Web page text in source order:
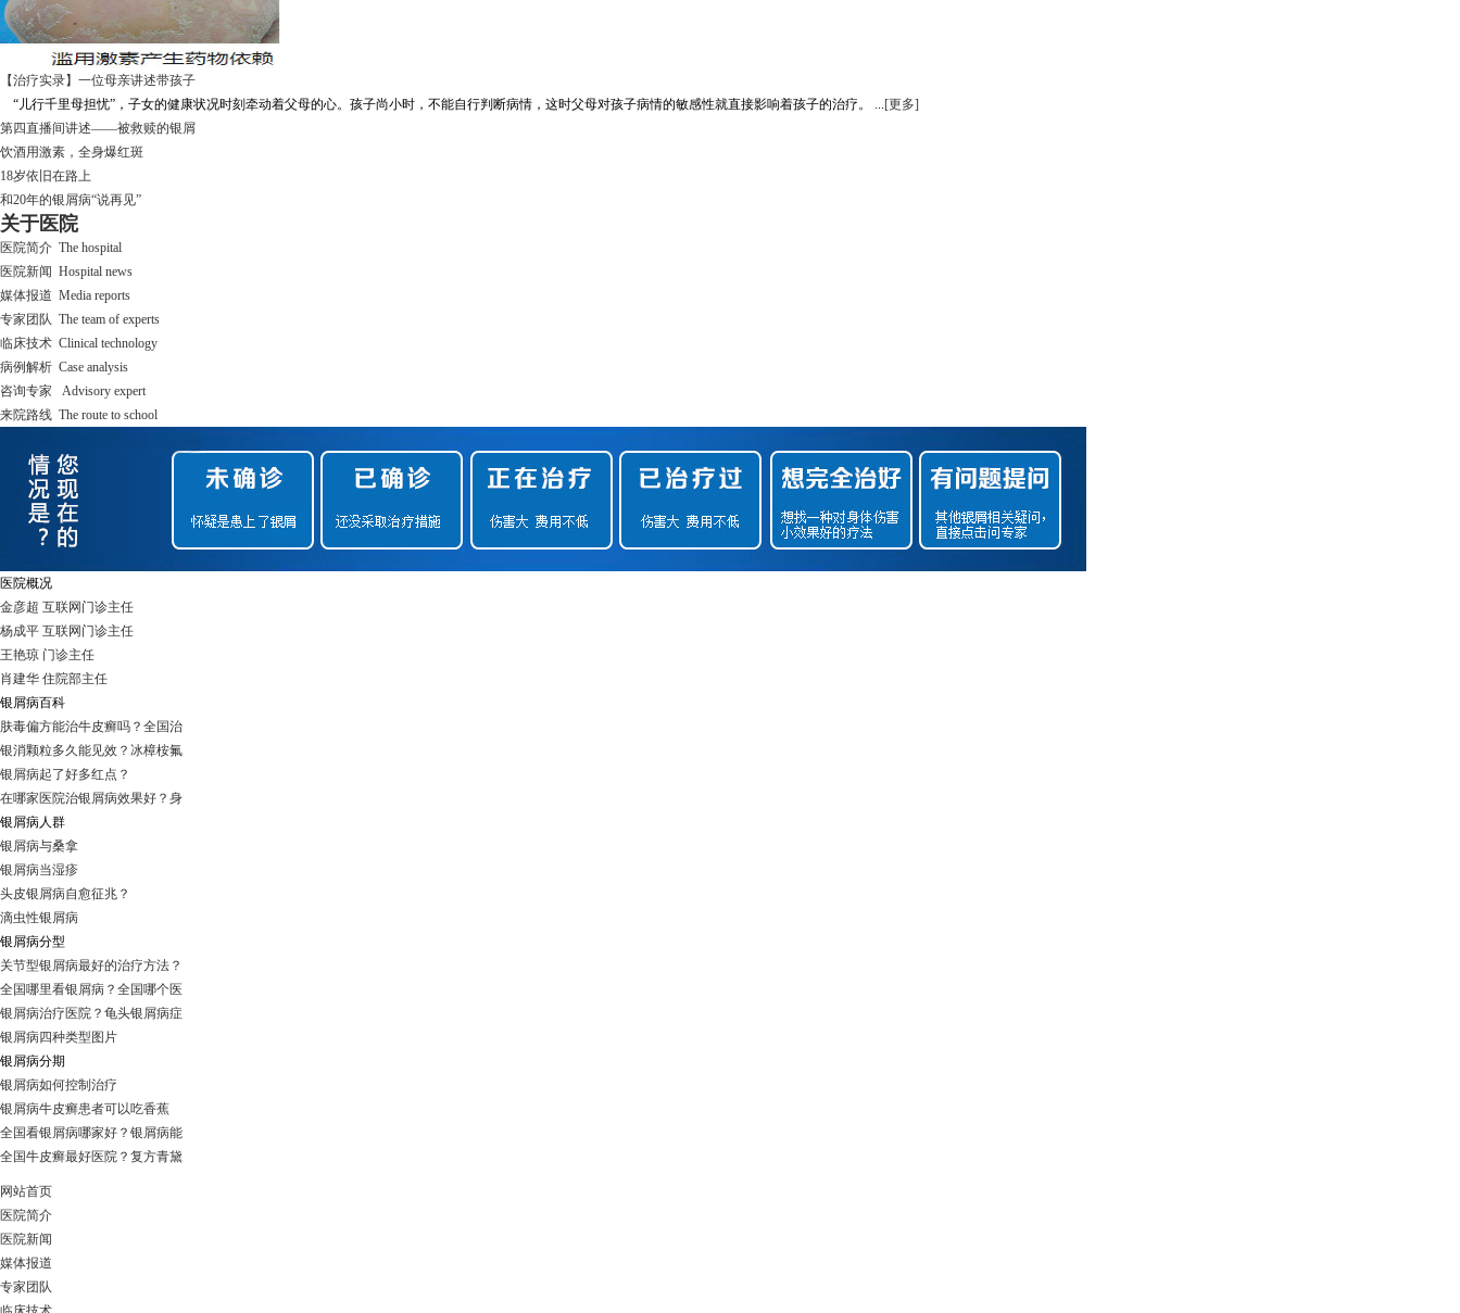
【治疗实录】一位母亲讲述带孩子
“儿行千里母担忧”，子女的健康状况时刻牵动着父母的心。孩子尚小时，不能自行判断病情，这时父母对孩子病情的敏感性就直接影响着孩子的治疗。 ...[更多]
第四直播间讲述——被救赎的银屑
饮酒用激素，全身爆红斑
18岁依旧在路上
和20年的银屑病“说再见”
关于医院
医院简介 The hospital
医院新闻 Hospital news
媒体报道 Media reports
专家团队 The team of experts
临床技术 Clinical technology
病例解析 Case analysis
咨询专家 Advisory expert
来院路线 The route to school
医院概况
金彦超 互联网门诊主任
杨成平 互联网门诊主任
王艳琼 门诊主任
肖建华 住院部主任
银屑病百科
肤毒偏方能治牛皮癣吗？全国治
银消颗粒多久能见效？冰樟桉氟
银屑病起了好多红点？
在哪家医院治银屑病效果好？身
银屑病人群
银屑病与桑拿
银屑病当湿疹
头皮银屑病自愈征兆？
滴虫性银屑病
银屑病分型
关节型银屑病最好的治疗方法？
全国哪里看银屑病？全国哪个医
银屑病治疗医院？龟头银屑病症
银屑病四种类型图片
银屑病分期
银屑病如何控制治疗
银屑病牛皮癣患者可以吃香蕉
全国看银屑病哪家好？银屑病能
全国牛皮癣最好医院？复方青黛
网站首页
医院简介
医院新闻
媒体报道
专家团队